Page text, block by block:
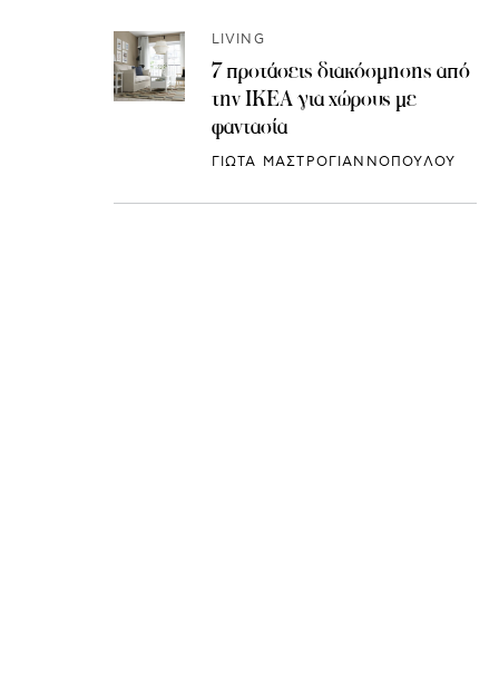
LIVING
7 προτάσεις διακόσμησης από
την IKEA για χώρους με
φαντασία
ΓΙΩΤΑ ΜΑΣΤΡΟΓΙΑΝΝΟΠΟΥΛΟΥ